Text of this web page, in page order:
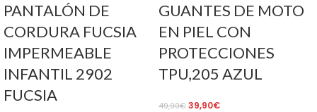
PANTALÓN DE
CORDURA FUCSIA
IMPERMEABLE
INFANTIL 2902
FUCSIA
GUANTES DE MOTO
EN PIEL CON
PROTECCIONES
TPU,205 AZUL
49,90€ 39,90€